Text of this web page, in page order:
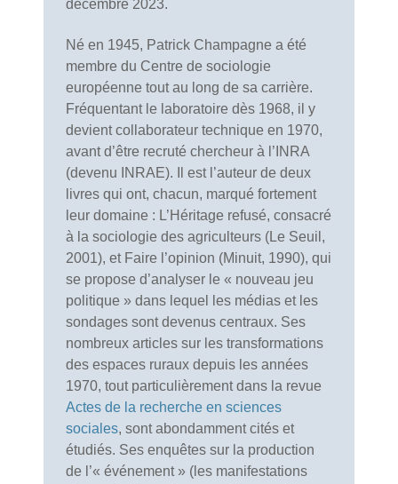
décembre 2023.
Né en 1945, Patrick Champagne a été
membre du Centre de sociologie
européenne tout au long de sa carrière.
Fréquentant le laboratoire dès 1968, il y
devient collaborateur technique en 1970,
avant d’être recruté chercheur à l’INRA
(devenu INRAE). Il est l’auteur de deux
livres qui ont, chacun, marqué fortement
leur domaine : L’Héritage refusé, consacré
à la sociologie des agriculteurs (Le Seuil,
2001), et Faire l’opinion (Minuit, 1990), qui
se propose d’analyser le « nouveau jeu
politique » dans lequel les médias et les
sondages sont devenus centraux. Ses
nombreux articles sur les transformations
des espaces ruraux depuis les années
1970, tout particulièrement dans la revue
Actes de la recherche en sciences
sociales, sont abondamment cités et
étudiés. Ses enquêtes sur la production
de l’« événement » (les manifestations